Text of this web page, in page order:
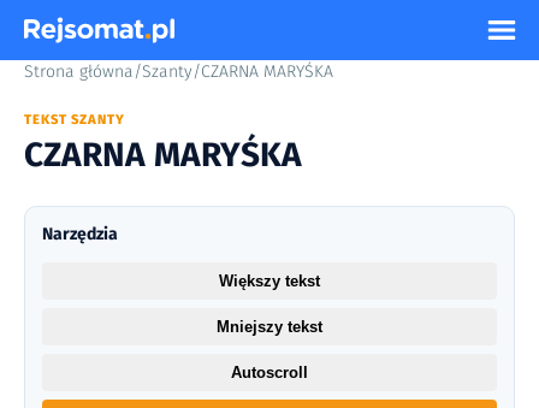
Strona główna/Szanty/CZARNA MARYŚKA
TEKST SZANTY
CZARNA MARYŚKA
Narzędzia
Większy tekst
Mniejszy tekst
Autoscroll